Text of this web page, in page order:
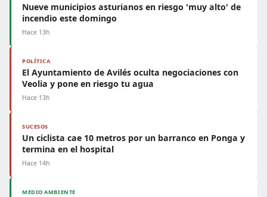
Nueve municipios asturianos en riesgo 'muy alto' de
incendio este domingo
Hace 13h
POLÍTICA
El Ayuntamiento de Avilés oculta negociaciones con
Veolia y pone en riesgo tu agua
Hace 13h
SUCESOS
Un ciclista cae 10 metros por un barranco en Ponga y
termina en el hospital
Hace 14h
MEDIO AMBIENTE